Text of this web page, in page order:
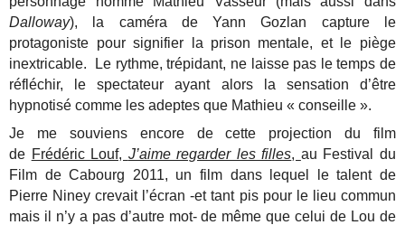
Dalloway), la caméra de Yann Gozlan capture le
protagoniste pour signifier la prison mentale, et le piège
inextricable. Le rythme, trépidant, ne laisse pas le temps de
réfléchir, le spectateur ayant alors la sensation d’être
hypnotisé comme les adeptes que Mathieu « conseille ».
Je me souviens encore de cette projection du film
de Frédéric Louf, J’aime regarder les filles, au Festival du
Film de Cabourg 2011, un film dans lequel le talent de
Pierre Niney crevait l’écran -et tant pis pour le lieu commun
mais il n’y a pas d’autre mot- de même que celui de Lou de